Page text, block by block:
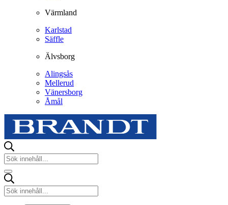
Värmland
Karlstad
Säffle
Älvsborg
Alingsås
Mellerud
Vänersborg
Åmål